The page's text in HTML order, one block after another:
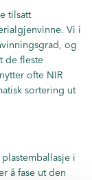
tilsatt
Vi i
og
de fleste
ofte NIR
sortering ut
i
å fase ut den